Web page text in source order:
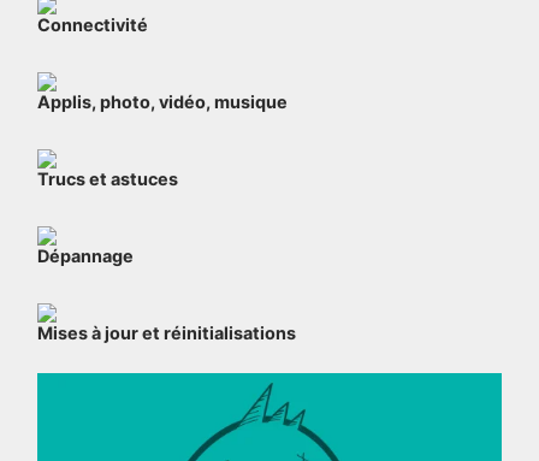
Connectivité
Applis, photo, vidéo, musique
Trucs et astuces
Dépannage
Mises à jour et réinitialisations